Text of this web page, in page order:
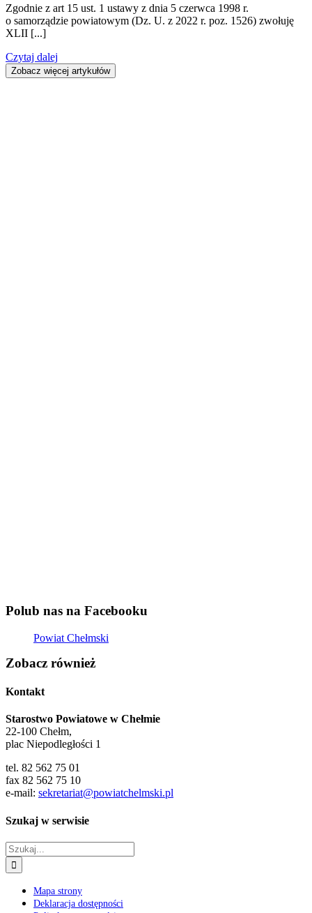
Zgodnie z art 15 ust. 1 ustawy z dnia 5 czerwca 1998 r.
o samorządzie powiatowym (Dz. U. z 2022 r. poz. 1526) zwołuję
XLII [...]
Czytaj dalej
Zobacz więcej artykułów
Polub nas na Facebooku
Powiat Chełmski
Zobacz również
Kontakt
Starostwo Powiatowe w Chełmie
22-100 Chełm,
plac Niepodległości 1
tel. 82 562 75 01
fax 82 562 75 10
e-mail: sekretariat@powiatchelmski.pl
Szukaj w serwisie
Szukaj
Mapa strony
Deklaracja dostępności